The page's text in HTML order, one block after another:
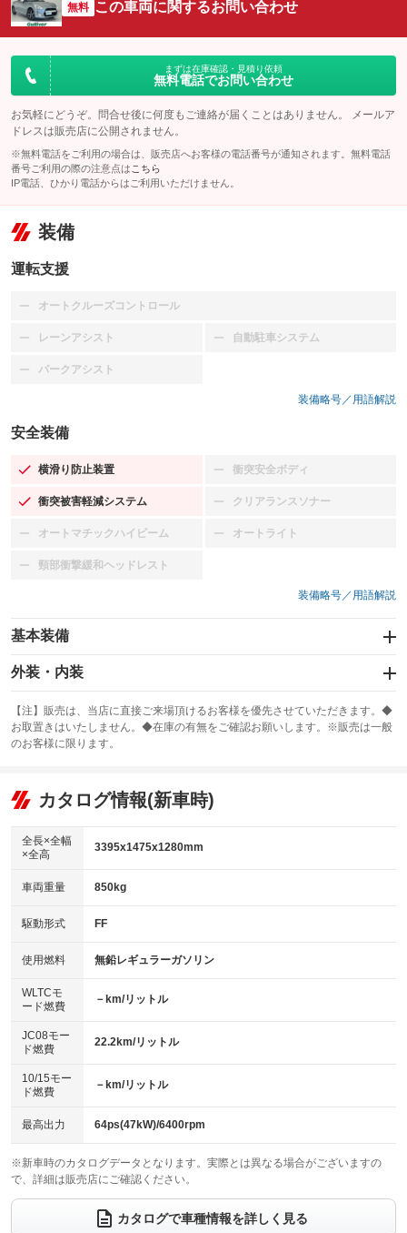
無料 この車両に関するお問い合わせ
まずは在庫確認・見積り依頼
無料電話でお問い合わせ
お気軽にどうぞ。問合せ後に何度もご連絡が届くことはありません。 メールア
ドレスは販売店に公開されません。
※無料電話をご利用の場合は、販売店へお客様の電話番号が通知されます。無料電話
番号ご利用の際の注意点は こちら
IP電話、ひかり電話からはご利用いただけません。
装備
運転支援
オートクルーズコントロール
：装備なし
レーンアシスト
：装備なし 自動駐車システム
：装備なし
パークアシスト
：装備なし
装備略号／用語解説
安全装備
横滑り防止装置
：装備あり 衝突安全ボディ
：装備なし
衝突被害軽減システム
：装備あり クリアランスソナー
：装備なし
オートマチックハイビーム
：装備なし オートライト
：装備なし
頸部衝撃緩和ヘッドレスト
：装備なし
装備略号／用語解説
基本装備
エアバッグ：運転席/助手席
：装備あり
：装備なし
サンルーフ
：装備あり ABS
リフトアップ
：装備なし
：装備なし
パワーウィンドウ
アイドリングストップ
：装備なし
USB入力端子
：装備あり
100V電源
：装備なし
センターデフロック
：装備なし
電動格納ミラー
：装備なし
外装・内装
カーナビ：SDナビ
：装備あり
TV：フルセグ
：装備あり
ビジュアル：-／DVD再生
：装備あり
アルミホイール：15インチ
：装備あり
HID(キセノンライト)
バックカメラ
エアロ
：装備なし
ローダウン
：装備なし
ベンチシート
：装備なし
チップアップシート
：装備なし
電動格納サードシート
：装備なし シートヒーター
：装備あり
ウォークスルー
電動リアゲート フロントカメラ
：装備なし
【注】販売は、当店に直接ご来場頂けるお客様を優先させていただきます。◆
お取置きはいたしません。◆在庫の有無をご確認お願いします。※販売は一般
のお客様に限ります。
カタログ情報(新車時)
全長×全幅
×全高
3395x1475x1280mm
車両重量 850kg
駆動形式 FF
使用燃料 無鉛レギュラーガソリン
WLTCモ
ード燃費
－km/リットル
JC08モー
ド燃費
22.2km/リットル
10/15モー
ド燃費
－km/リットル
最高出力 64ps(47kW)/6400rpm
※新車時のカタログデータとなります。実際とは異なる場合がございますの
で、詳細は販売店にご確認ください。
カタログで車種情報を詳しく見る